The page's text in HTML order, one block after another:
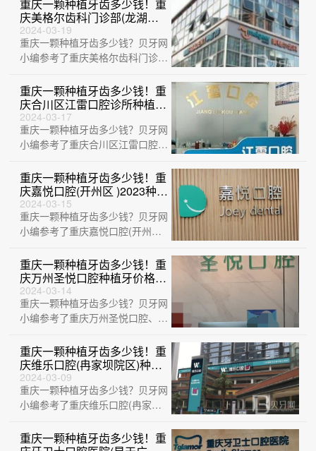
重庆一颗种植牙齿多少钱！重
庆美格尔齿科门诊部(龙湖店)
种植牙医院排名TOP1，瑞士
锆钛锆合金种植牙：8721元
起/颗！
2024-03-19
重庆一颗种植牙齿多少钱？贝牙网
小编参考了重庆美格尔齿科门诊部
部、重庆景···
重庆一颗种植牙齿多少钱！重
庆合川区江雷口腔诊所种植牙
新价格已确定，德国Camlog
种植体：6176元起/颗！
2024-03-17
重庆一颗种植牙齿多少钱？贝牙网
小编参考了重庆合川区江雷口腔诊
牙博士口腔···
重庆一颗种植牙齿多少钱！重
庆嘉悦口腔(开州区 )2023种牙
价格表同步更新，瑞典诺贝尔
Active种植牙：13388元起/
颗！
2024-03-15
重庆一颗种植牙齿多少钱？贝牙网
小编参考了重庆嘉悦口腔(开州区
口腔、重···
重庆一颗种植牙齿多少钱！重
庆万州圣悦口腔种植牙价格表
更新，国产大清西格种植牙：
3420元起/颗！
2024-03-14
重庆一颗种植牙齿多少钱？贝牙网
小编参考了重庆万州圣悦口腔、重
场)、重庆爱···
重庆一颗种植牙齿多少钱！重
庆维乐口腔(冉家坝院区)种牙
超划算，国产中国安联种植牙
价格：3333元起/颗！
2024-03-09
重庆一颗种植牙齿多少钱？贝牙网
小编参考了重庆维乐口腔(冉家坝
区)、重庆···
重庆一颗种植牙齿多少钱！重